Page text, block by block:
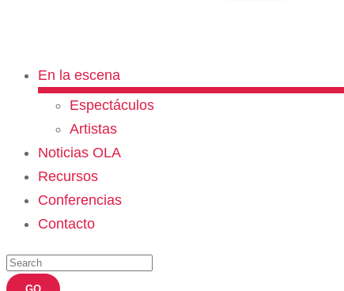
En la escena
Espectáculos
Artistas
Noticias OLA
Recursos
Conferencias
Contacto